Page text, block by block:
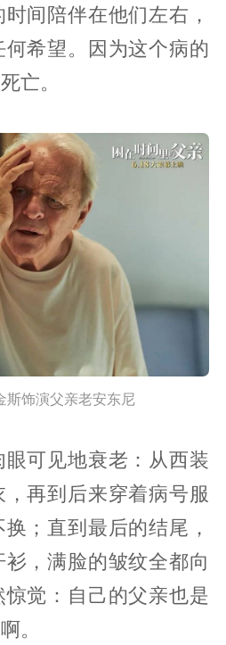
间陪伴在他们左右，
希望。因为这个病的
亡。
斯饰演父亲老安东尼
可见地衰老：从西装
再到后来穿着病号服
；直到最后的结尾，
，满脸的皱纹全都向
觉：自己的父亲也是
。